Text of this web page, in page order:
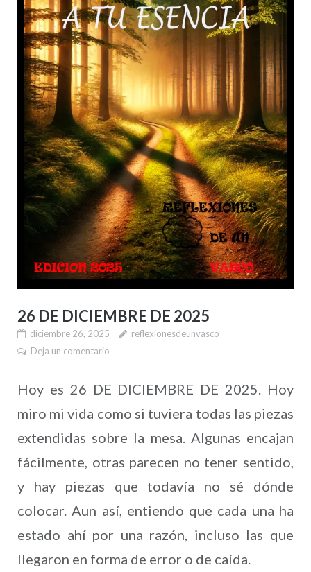
26 DE DICIEMBRE DE 2025
diciembre 26, 2025
reflexionesdeunvasco
Deja un comentario
Hoy es 26 DE DICIEMBRE DE 2025. Hoy
miro mi vida como si tuviera todas las piezas
extendidas sobre la mesa. Algunas encajan
fácilmente, otras parecen no tener sentido,
y hay piezas que todavía no sé dónde
colocar. Aun así, entiendo que cada una ha
estado ahí por una razón, incluso las que
llegaron en forma de error o de caída.